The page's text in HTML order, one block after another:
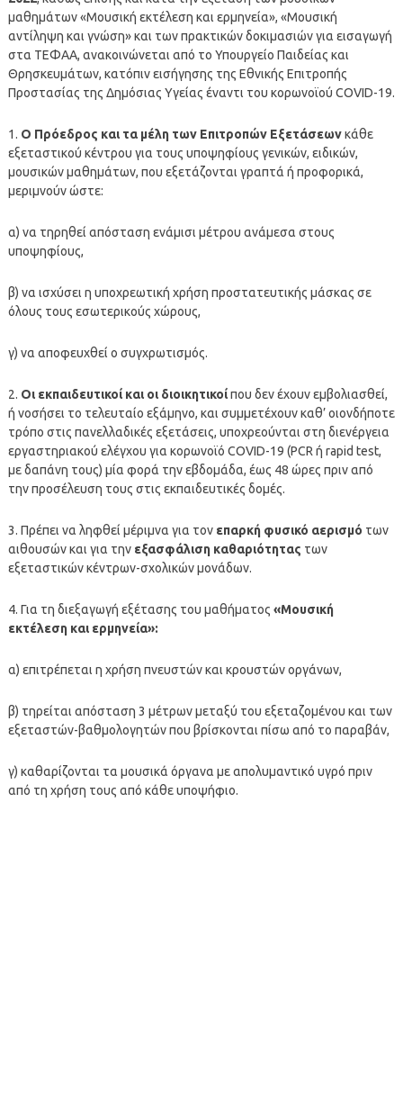
μαθημάτων «Μουσική εκτέλεση και ερμηνεία», «Μουσική
αντίληψη και γνώση» και των πρακτικών δοκιμασιών για εισαγωγή
στα ΤΕΦΑΑ, ανακοινώνεται από το Υπουργείο Παιδείας και
Θρησκευμάτων, κατόπιν εισήγησης της Εθνικής Επιτροπής
Προστασίας της Δημόσιας Υγείας έναντι του κορωνοϊού COVID-19.
1. O Πρόεδρος και τα μέλη των Επιτροπών Εξετάσεωνκάθε
εξεταστικού κέντρου για τους υποψηφίους γενικών, ειδικών,
μουσικών μαθημάτων, που εξετάζονται γραπτά ή προφορικά,
μεριμνούν ώστε:
α) να τηρηθεί απόσταση ενάμισι μέτρου ανάμεσα στους
υποψηφίους,
β) να ισχύσει η υποχρεωτική χρήση προστατευτικής μάσκας σε
όλους τους εσωτερικούς χώρους,
γ) να αποφευχθεί ο συγχρωτισμός.
2. Οι εκπαιδευτικοί και οι διοικητικοίπου δεν έχουν εμβολιασθεί,
ή νοσήσει το τελευταίο εξάμηνο, και συμμετέχουν καθ’ οιονδήποτε
τρόπο στις πανελλαδικές εξετάσεις, υποχρεούνται στη διενέργεια
εργαστηριακού ελέγχου για κορωνοϊό COVID-19 (PCR ή rapid test,
με δαπάνη τους) μία φορά την εβδομάδα, έως 48 ώρες πριν από
την προσέλευση τους στις εκπαιδευτικές δομές.
3. Πρέπει να ληφθεί μέριμνα για τον επαρκή φυσικό αερισμό των
αιθουσών και για την εξασφάλιση καθαριότητας των
εξεταστικών κέντρων-σχολικών μονάδων.
4. Για τη διεξαγωγή εξέτασης του μαθήματος «Μουσική
εκτέλεση και ερμηνεία»:
α) επιτρέπεται η χρήση πνευστών και κρουστών οργάνων,
β) τηρείται απόσταση 3 μέτρων μεταξύ του εξεταζομένου και των
εξεταστών-βαθμολογητών που βρίσκονται πίσω από το παραβάν,
γ) καθαρίζονται τα μουσικά όργανα με απολυμαντικό υγρό πριν
από τη χρήση τους από κάθε υποψήφιο.